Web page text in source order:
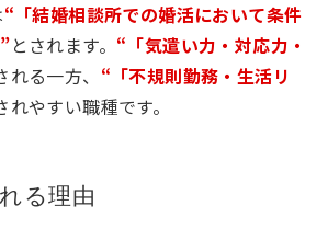
“「結婚相談所での婚活において条件
とされます。 “「気遣い力・対応力・
る一方、 “「不規則勤務・生活リ
れやすい職種です。
る理由